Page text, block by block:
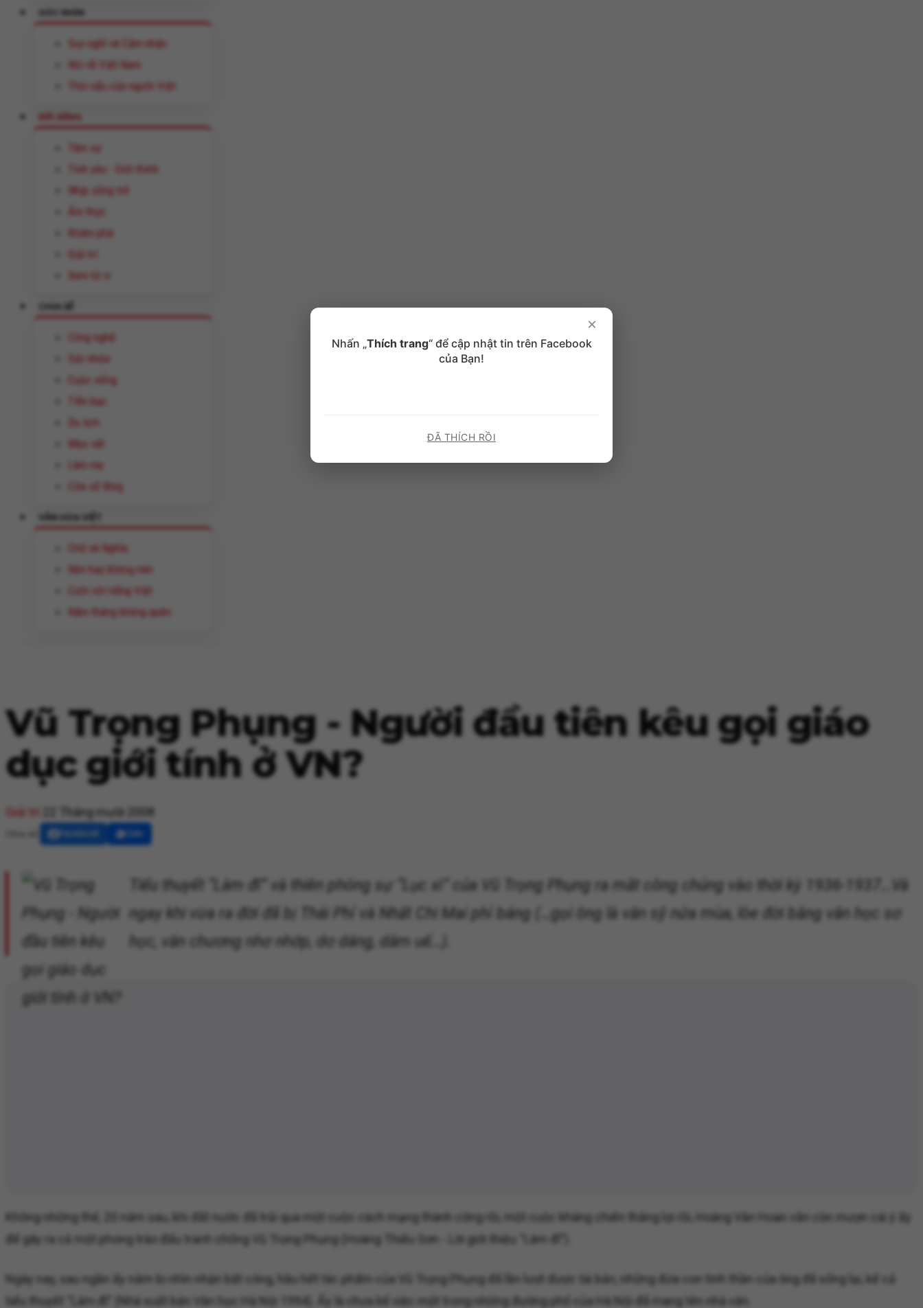
GÓC NHÌN
Suy nghĩ và Cảm nhận
Nói về Việt Nam
Thói xấu của người Việt
ĐỜI SỐNG
Tâm sự
Tình yêu - Giới thính
Nhịp sống trẻ
Ẩm thực
Khám phá
Giải trí
Xem tử vi
CHIA SẺ
Công nghệ
Sức khỏe
Cuộc sống
Tiền bạc
Du lịch
Mẹo vặt
Làm mẹ
Cửa sổ Blog
VĂN HÓA VIỆT
Chữ và Nghĩa
Nên hay không nên
Cười với tiếng Việt
Năm tháng không quên
Vũ Trọng Phụng - Người đầu tiên kêu gọi giáo
dục giới tính ở VN?
Giải trí 22 Tháng mười 2008
Tiểu thuyết “Làm đĩ” và thiên phóng sự “Lục xì” của Vũ Trọng Phụng ra mắt công chúng vào thời kỳ 1936-1937…Và
ngay khi vừa ra đời đã bị Thái Phỉ và Nhất Chi Mai phỉ báng (…gọi ông là văn sỹ nửa mùa, lòe đời bằng văn học sơ
học, văn chương nhơ nhớp, dơ dáng, dâm uế…).
Không những thế, 20 năm sau, khi đất nước đã trải qua một cuộc cách mạng thành công rồi, một cuộc kháng chiến thắng lợi rồi, Hoàng Văn Hoan vẫn còn mượn cái ý ấy
để gây ra cả một phong trào đấu tranh chống Vũ Trọng Phụng (Hoàng Thiếu Sơn - Lời giới thiệu “Làm đĩ”).
Ngày nay, sau ngần ấy năm bị nhìn nhận bất công, hầu hết tác phẩm của Vũ Trọng Phụng đã lần lượt được tái bản, những đứa con tinh thần của ông đã sống lại, kể cả
tiểu thuyết “Làm đĩ” (Nhà xuất bản Văn học Hà Nội 1994). Ấy là chưa kể việc một trong những đường phố của Hà Nội đã mang tên nhà văn.
×
Nhấn „Thích trang“ để cập nhật tin trên Facebook
của Bạn!
ĐÃ THÍCH RỒI